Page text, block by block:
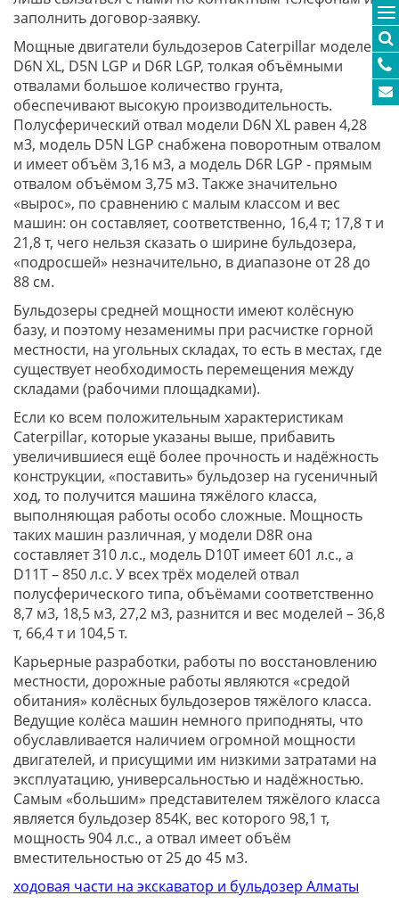
заполнить договор-заявку.
Мощные двигатели бульдозеров Caterpillar моделей
D6N XL, D5N LGP и D6R LGP, толкая объёмными
отвалами большое количество грунта,
обеспечивают высокую производительность.
Полусферический отвал модели D6N XL равен 4,28
м3, модель D5N LGP снабжена поворотным отвалом
и имеет объём 3,16 м3, а модель D6R LGP - прямым
отвалом объёмом 3,75 м3. Также значительно
«вырос», по сравнению с малым классом и вес
машин: он составляет, соответственно, 16,4 т; 17,8 т и
21,8 т, чего нельзя сказать о ширине бульдозера,
«подросшей» незначительно, в диапазоне от 28 до
88 см.
Бульдозеры средней мощности имеют колёсную
базу, и поэтому незаменимы при расчистке горной
местности, на угольных складах, то есть в местах, где
существует необходимость перемещения между
складами (рабочими площадками).
Если ко всем положительным характеристикам
Caterpillar, которые указаны выше, прибавить
увеличившиеся ещё более прочность и надёжность
конструкции, «поставить» бульдозер на гусеничный
ход, то получится машина тяжёлого класса,
выполняющая работы особо сложные. Мощность
таких машин различная, у модели D8R она
составляет 310 л.с., модель D10T имеет 601 л.с., а
D11T – 850 л.с. У всех трёх моделей отвал
полусферического типа, объёмами соответственно
8,7 м3, 18,5 м3, 27,2 м3, разнится и вес моделей – 36,8
т, 66,4 т и 104,5 т.
Карьерные разработки, работы по восстановлению
местности, дорожные работы являются «средой
обитания» колёсных бульдозеров тяжёлого класса.
Ведущие колёса машин немного приподняты, что
обуславливается наличием огромной мощности
двигателей, и присущими им низкими затратами на
эксплуатацию, универсальностью и надёжностью.
Самым «большим» представителем тяжёлого класса
является бульдозер 854К, вес которого 98,1 т,
мощность 904 л.с., а отвал имеет объём
вместительностью от 25 до 45 м3.
ходовая части на экскаватор и бульдозер Алматы